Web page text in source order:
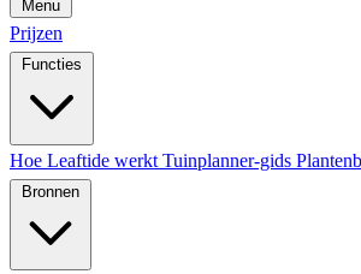
Menu
Prijzen
Functies
Hoe Leaftide werkt Tuinplanner-gids
Bronnen